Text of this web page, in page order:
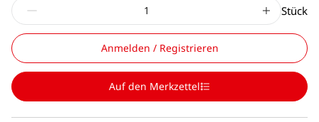
Stück
Anmelden / Registrieren
Auf den Merkzettel